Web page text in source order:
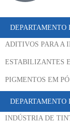
DEPARTAMENTO
ADITIVOS PARA A
ESTABILIZANTES
PIGMENTOS EM
DEPARTAMENTO
INDÚSTRIA DE